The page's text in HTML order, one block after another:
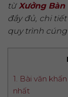
từXưởng Bàn
đầy đủ, chi
quy trình
1. Bài văn
nhất